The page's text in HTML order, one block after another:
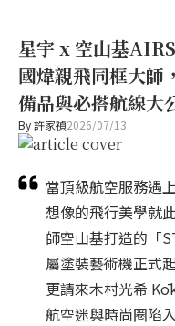
星宇 x 空山基
國煒親飛同框大師
備品與必搭航線大
By許家禎2026/07/13
當頂級航空服務遇
想像的飛行美學就
師空山基打造的「
屬塗裝藝術機正式
更請來木村光希
航空迷與時尚圈陷